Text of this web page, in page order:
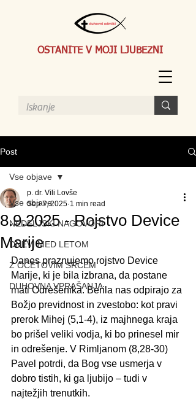
OSTANITE V MOJI LJUBEZNI
Post
Vse objave
NEDELJSKI NAGOVORI
DNEVI MED LETOM
Z OČETOVIM SRCEM
DUHOVNA VPRAŠANJA
Vse objave
8.9.2025 - Rojstvo Device
Marije
p. dr. Vili Lovše
Sep 7, 2025 1 min read
Danes praznujemo rojstvo Device
Marije, ki je bila izbrana, da postane
mati Odrešenika. Berila nas odpirajo za
Božjo previdnost in zvestobo: kot pravi
prerok Mihej (5,1-4), iz majhnega kraja
bo prišel veliki vodja, ki bo prinesel mir
in odrešenje. V Rimljanom (8,28-30)
Pavel potrdi, da Bog vse usmerja v
dobro tistih, ki ga ljubijo – tudi v
najtežjih trenutkih.